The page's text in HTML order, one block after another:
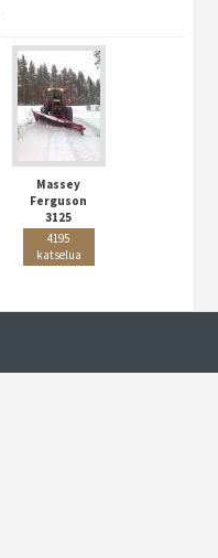
Massey
Ferguson
3125
4195
katselua